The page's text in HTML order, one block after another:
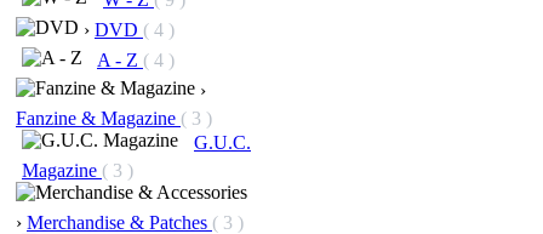
› DVD ( 4 )
A - Z ( 4 )
›
Fanzine & Magazine ( 3 )
G.U.C.
Magazine ( 3 )
› Merchandise & Patches ( 3 )